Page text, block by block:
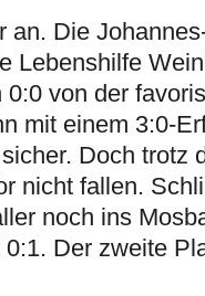
an. Die
Lebenshilfe
von der
mit einem 3:0-
Doch trotz
nicht fallen.
noch ins
Der zweite